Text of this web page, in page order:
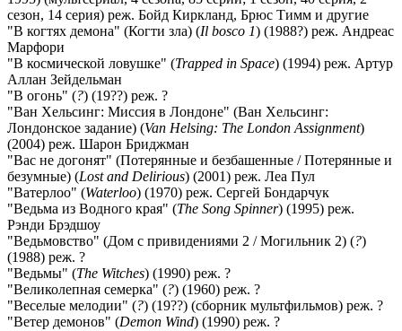
сезон, 14 серия) реж. Бойд Киркланд, Брюс Тимм и другие
"В когтях демона" (Когти зла) (Il bosco 1) (1988?) реж. Андреас
Марфори
"В космической ловушке" (Trapped in Space) (1994) реж. Артур
Аллан Зейдельман
"В огонь" (?) (19??) реж. ?
"Ван Хельсинг: Миссия в Лондоне" (Ван Хельсинг:
Лондонское задание) (Van Helsing: The London Assignment)
(2004) реж. Шарон Бриджман
"Вас не догонят" (Потерянные и безбашенные / Потерянные и
безумные) (Lost and Delirious) (2001) реж. Леа Пул
"Ватерлоо" (Waterloo) (1970) реж. Сергей Бондарчук
"Ведьма из Водного края" (The Song Spinner) (1995) реж.
Рэнди Брэдшоу
"Ведьмовство" (Дом с привидениями 2 / Могильник 2) (?)
(1988) реж. ?
"Ведьмы" (The Witches) (1990) реж. ?
"Великолепная семерка" (?) (1960) реж. ?
"Веселые мелодии" (?) (19??) (сборник мультфильмов) реж. ?
"Ветер демонов" (Demon Wind) (1990) реж. ?